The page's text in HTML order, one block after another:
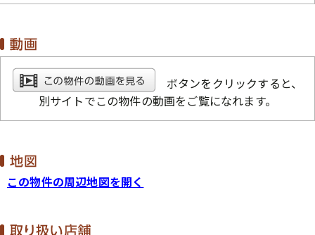
ボタンをクリックすると、
別サイトでこの物件の動画をご覧になれます。
この物件の周辺地図を開く